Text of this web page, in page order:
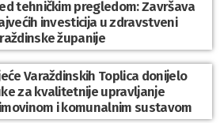
tehničkim pregledom: Završava
investicija u zdravstveni
županije
Varaždinskih Toplica donijelo
za kvalitetnije upravljanje
i komunalnim sustavom